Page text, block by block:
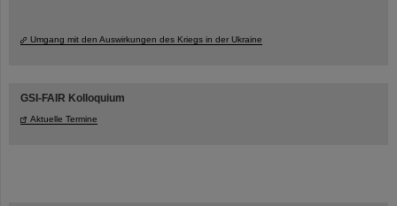
Umgang mit den Auswirkungen des Kriegs in der Ukraine
GSI-FAIR Kolloquium
Aktuelle Termine